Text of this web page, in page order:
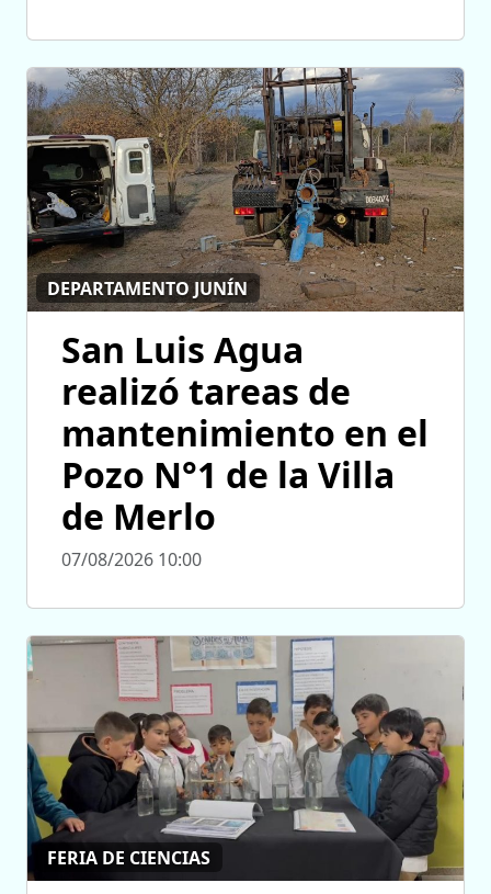
DEPARTAMENTO JUNÍN
San Luis Agua
realizó tareas de
mantenimiento en el
Pozo N°1 de la Villa
de Merlo
07/08/2026 10:00
FERIA DE CIENCIAS